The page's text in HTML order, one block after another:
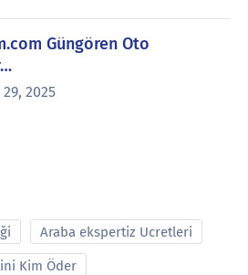
Güngören Oto
2025
Araba ekspertiz Ucretleri
Kim Öder